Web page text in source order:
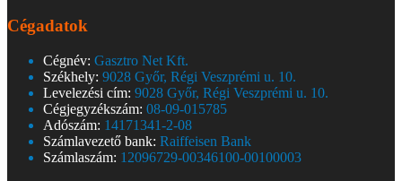
Cégadatok
Cégnév: Gasztro Net Kft.
Székhely: 9028 Győr, Régi Veszprémi u. 10.
Levelezési cím: 9028 Győr, Régi Veszprémi u. 10.
Cégjegyzékszám: 08-09-015785
Adószám: 14171341-2-08
Számlavezető bank: Raiffeisen Bank
Számlaszám: 12096729-00346100-00100003